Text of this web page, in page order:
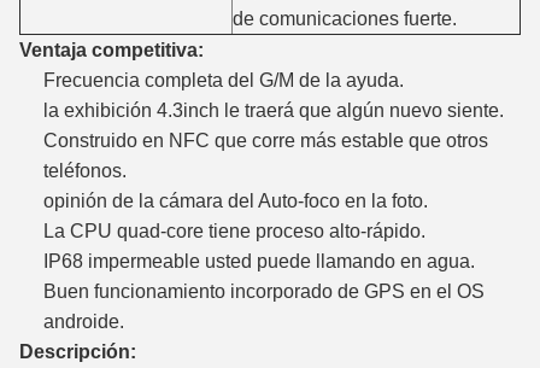
de comunicaciones fuerte.
Ventaja competitiva:
Frecuencia completa del G/M de la ayuda.
la exhibición 4.3inch le traerá que algún nuevo siente.
Construido en NFC que corre más estable que otros
teléfonos.
opinión de la cámara del Auto-foco en la foto.
La CPU quad-core tiene proceso alto-rápido.
IP68 impermeable usted puede llamando en agua.
Buen funcionamiento incorporado de GPS en el OS
androide.
Descripción: